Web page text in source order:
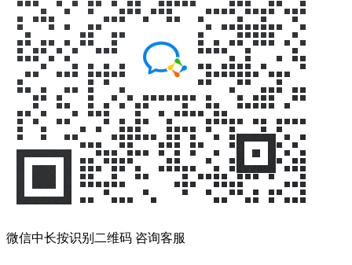
微信中长按识别二维码 咨询客服